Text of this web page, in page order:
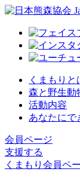
くまもりと
森と野生動
活動内容
あなたにで
会員ページ
支援する
くまもり会員ペ